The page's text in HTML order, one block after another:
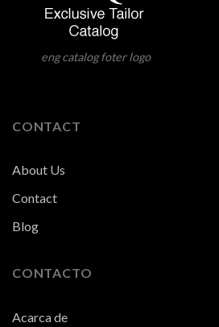
eng catalog foter logo
CONTACT
About Us
Contact
Blog
CONTACTO
Acarca de